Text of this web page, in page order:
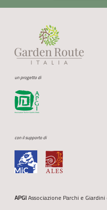
un progetto di
con il supporto di
APGIAssociazione Parchi e Giardini